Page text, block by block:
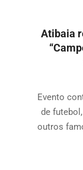
Atibaia
Evento
de
outros